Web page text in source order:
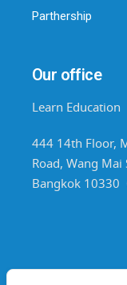
Parthership
Our office
Learn Education
444 14th Floor,
Road, Wang
Bangkok 10330